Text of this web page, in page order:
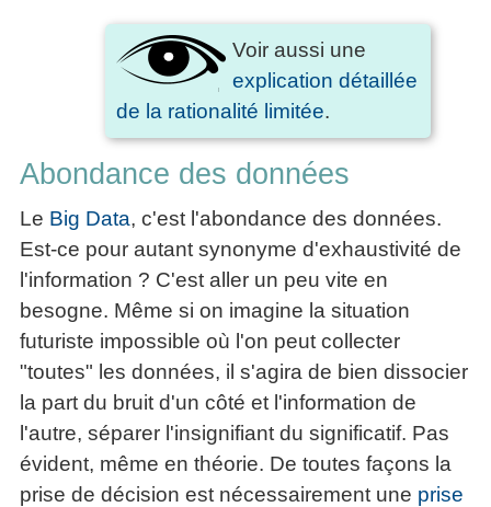
Voir aussi une
explication détaillée
de la rationalité limitée.
Abondance des données
Le Big Data, c'est l'abondance des données.
Est-ce pour autant synonyme d'exhaustivité de
l'information ? C'est aller un peu vite en
besogne. Même si on imagine la situation
futuriste impossible où l'on peut collecter
"toutes" les données, il s'agira de bien dissocier
la part du bruit d'un côté et l'information de
l'autre, séparer l'insignifiant du significatif. Pas
évident, même en théorie. De toutes façons la
prise de décision est nécessairement une prise